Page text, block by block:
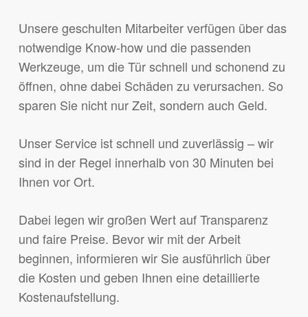
Unsere geschulten Mitarbeiter verfügen über das
notwendige Know-how und die passenden
Werkzeuge, um die Tür schnell und schonend zu
öffnen, ohne dabei Schäden zu verursachen. So
sparen Sie nicht nur Zeit, sondern auch Geld.
Unser Service ist schnell und zuverlässig – wir
sind in der Regel innerhalb von 30 Minuten bei
Ihnen vor Ort.
Dabei legen wir großen Wert auf Transparenz
und faire Preise. Bevor wir mit der Arbeit
beginnen, informieren wir Sie ausführlich über
die Kosten und geben Ihnen eine detaillierte
Kostenaufstellung.